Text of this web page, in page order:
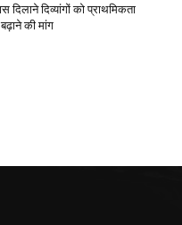
दिलाने दिव्यांगों को प्राथमिकता
की मांग